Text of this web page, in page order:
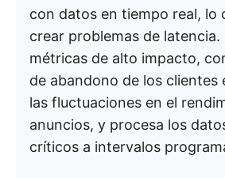
con datos en tiempo real, lo
crear problemas de latencia.
métricas de alto impacto,
de abandono de los clientes
las fluctuaciones en el
anuncios, y procesa los
críticos a intervalos